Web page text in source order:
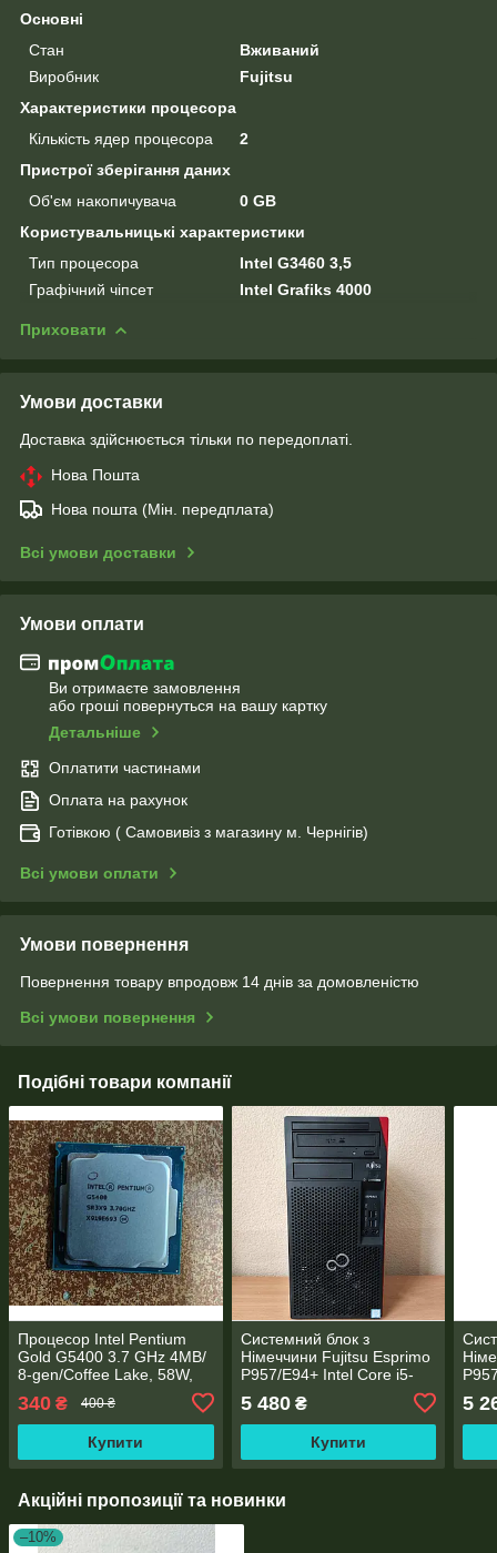
Основні
Стан
Вживаний
Виробник
Fujitsu
Характеристики процесора
Кількість ядер процесора
2
Пристрої зберігання даних
Об'єм накопичувача
0 GB
Користувальницькі характеристики
Тип процесора
Intel G3460 3,5
Графічний чіпсет
Intel Grafiks 4000
Приховати
Умови доставки
Доставка здійснюється тільки по передоплаті.
Нова Пошта
Нова пошта (Мін. передплата)
Всі умови доставки
Умови оплати
Ви отримаєте замовлення
або гроші повернуться на вашу картку
Детальніше
Оплатити частинами
Оплата на рахунок
Готівкою ( Самовивіз з магазину м. Чернігів)
Всі умови оплати
Умови повернення
Повернення товару впродовж 14 днів за домовленістю
Всі умови повернення
Подібні товари компанії
Процесор Intel Pentium
Gold G5400 3.7 GHz 4MB/
8-gen/Coffee Lake, 58W,
340 ₴ 400 ₴
Купити
Системний блок з
Німеччини Fujitsu Esprimo
P957/E94+ Intel Core i5-
6500/8 Gb DDR4/SSD 250
Gb NVME/socket 1151
5 480₴
Купити
5
Акційні пропозиції та новинки
–10%